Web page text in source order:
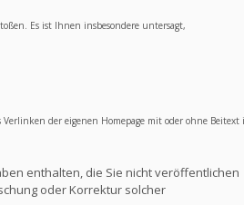
Es ist Ihnen insbesondere untersagt,
der eigenen Homepage mit oder ohne Beitext
enthalten, die Sie nicht veröffentlichen
oder Korrektur solcher